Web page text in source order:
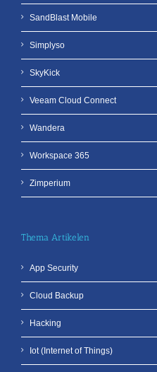
SandBlast Mobile
Simplyso
SkyKick
Veeam Cloud Connect
Wandera
Workspace 365
Zimperium
Thema Artikelen
App Security
Cloud Backup
Hacking
Iot (Internet of Things)